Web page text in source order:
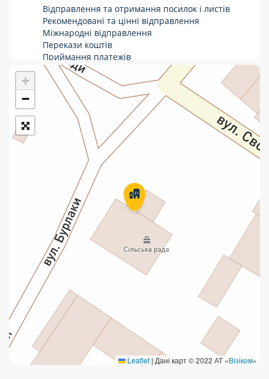
Фінансові послуги:
Термінові перекази
Перекази
Комунальні та інші платежі
Відправлення та отримання посилок і листів
Рекомендовані та цінні відправлення
Міжнародні відправлення
Перекази коштів
Приймання платежів
Поповнення мобільного рахунку
Оформлення передплати на газети та
журнали
Послуги страхування
Операції з карткою: поповнення/зняття
Виплата пенсій та соціальних допомог
Продаж товарів
Продаж марок та паковання
+
−
Leaflet |Дані карт © 2022 АТ «Візіком»